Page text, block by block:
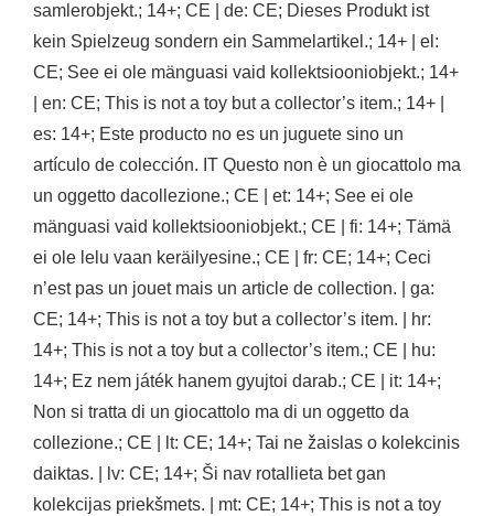
samlerobjekt.; 14+; CE | de: CE; Dieses Produkt ist
kein Spielzeug sondern ein Sammelartikel.; 14+ | el:
CE; See ei ole mänguasi vaid kollektsiooniobjekt.; 14+
| en: CE; This is not a toy but a collector’s item.; 14+ |
es: 14+; Este producto no es un juguete sino un
artículo de colección. IT Questo non è un giocattolo ma
un oggetto dacollezione.; CE | et: 14+; See ei ole
mänguasi vaid kollektsiooniobjekt.; CE | fi: 14+; Tämä
ei ole lelu vaan keräilyesine.; CE | fr: CE; 14+; Ceci
n’est pas un jouet mais un article de collection. | ga:
CE; 14+; This is not a toy but a collector’s item. | hr:
14+; This is not a toy but a collector’s item.; CE | hu:
14+; Ez nem játék hanem gyujtoi darab.; CE | it: 14+;
Non si tratta di un giocattolo ma di un oggetto da
collezione.; CE | lt: CE; 14+; Tai ne žaislas o kolekcinis
daiktas. | lv: CE; 14+; Ši nav rotallieta bet gan
kolekcijas priekšmets. | mt: CE; 14+; This is not a toy